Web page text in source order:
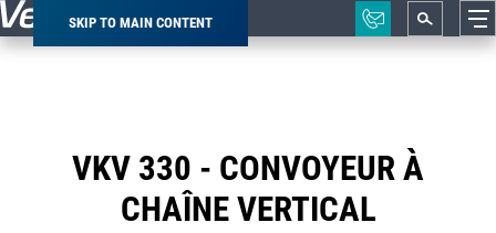
SKIP TO MAIN CONTENT
Breadcrumb
VKV 330 - CONVOYEUR À
CHAÎNE VERTICAL